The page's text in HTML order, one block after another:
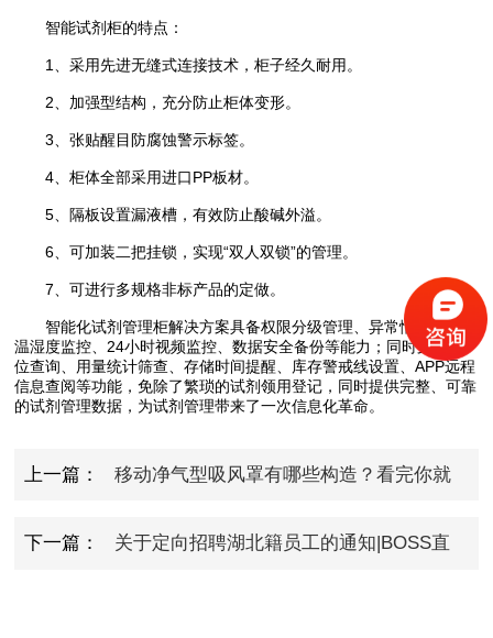
智能试剂柜的特点：
1、采用先进无缝式连接技术，柜子经久耐用。
2、加强型结构，充分防止柜体变形。
3、张贴醒目防腐蚀警示标签。
4、柜体全部采用进口PP板材。
5、隔板设置漏液槽，有效防止酸碱外溢。
6、可加装二把挂锁，实现“双人双锁”的管理。
7、可进行多规格非标产品的定做。
智能化试剂管理柜解决方案具备权限分级管理、异常情况识别、
温湿度监控、24小时视频监控、数据安全备份等能力；同时支持库
位查询、用量统计筛查、存储时间提醒、库存警戒线设置、APP远程
信息查阅等功能，免除了繁琐的试剂领用登记，同时提供完整、可靠
的试剂管理数据，为试剂管理带来了一次信息化革命。
上一篇： 移动净气型吸风罩有哪些构造？看完你就
下一篇： 关于定向招聘湖北籍员工的通知|BOSS直